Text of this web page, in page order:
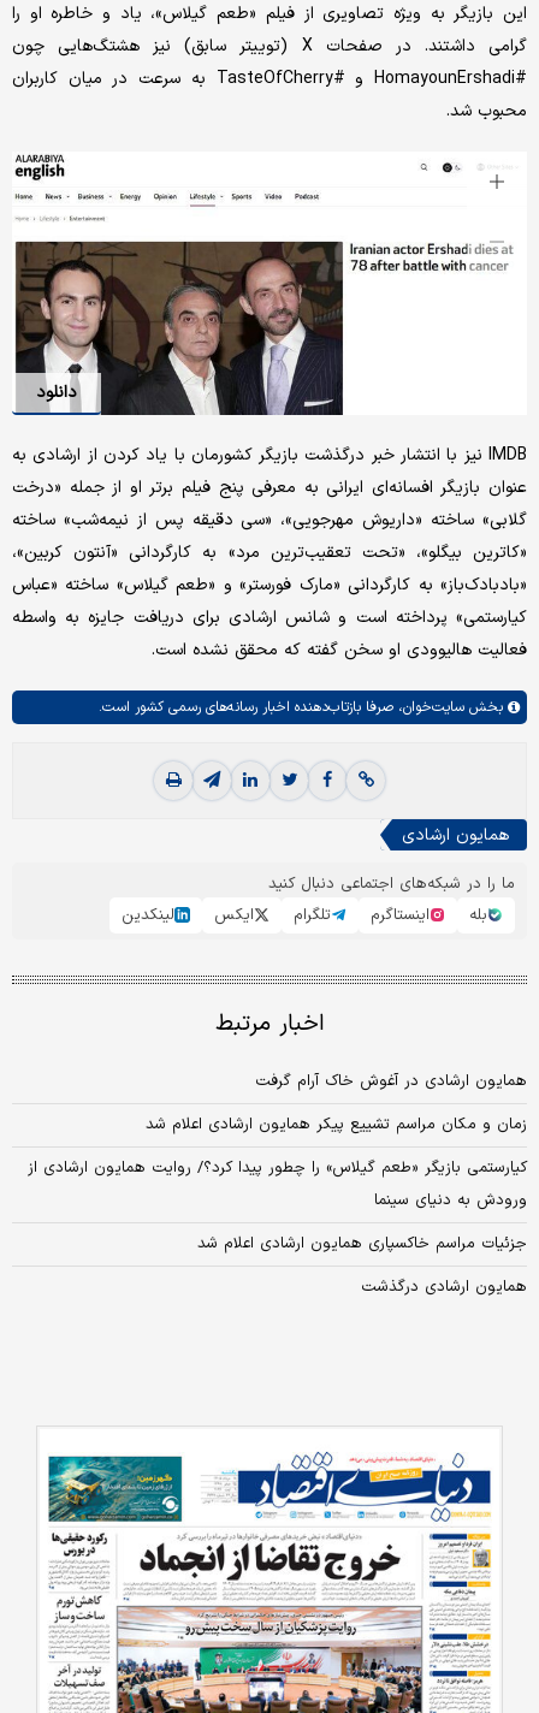
این بازیگر به ویژه تصاویری از فیلم «طعم گیلاس»، یاد و خاطره او را
گرامی داشتند. در صفحات X (توییتر سابق) نیز هشتگ‌هایی چون
#HomayounErshadi و #TasteOfCherry به سرعت در میان کاربران
محبوب شد.
دانلود
IMDB نیز با انتشار خبر درگذشت بازیگر کشورمان با یاد کردن از ارشادی به
عنوان بازیگر افسانه‌ای ایرانی به معرفی پنج فیلم برتر او از جمله «درخت
گلابی»‌ ساخته «داریوش مهرجویی»، «سی دقیقه پس از نیمه‌شب» ساخته
«کاترین بیگلو»، «تحت تعقیب‌ترین مرد» به کارگردانی «آنتون کربین»،‌
«بادبادک‌باز» به کارگردانی «مارک فورستر» و «طعم گیلاس» ساخته «عباس
کیارستمی» پرداخته است و شانس ارشادی برای دریافت جایزه به واسطه
فعالیت هالیوودی او سخن گفته که محقق نشده است.
بخش سایت‌خوان، صرفا بازتاب‌دهنده اخبار رسانه‌های رسمی کشور است.
همایون ارشادی
ما را در شبکه‌های اجتماعی دنبال کنید
بله
اینستاگرم تلگرام ایکس لینکدین
اخبار مرتبط
همایون ارشادی در آغوش خاک آرام گرفت
زمان و مکان مراسم تشییع پیکر همایون ارشادی اعلام شد
کیارستمی بازیگر «طعم گیلاس» را چطور پیدا کرد؟/ روایت همایون ارشادی از
ورودش به دنیای سینما
جزئیات مراسم خاکسپاری همایون ارشادی اعلام شد
همایون ارشادی درگذشت